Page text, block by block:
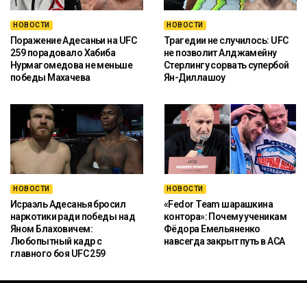
НОВОСТИ
Поражение Адесаньи на UFC
259 порадовало Хабиба
Нурмагомедова не меньше
победы Махачева
НОВОСТИ
Трагедии не случилось: UFC
не позволит Алджамейну
Стерлингу сорвать супербой
Ян-Диллашоу
НОВОСТИ
Исраэль Адесанья бросил
наркотики ради победы над
Яном Блаховичем:
Любопытный кадр с
главного боя UFC 259
НОВОСТИ
«Fedor Team шарашкина
контора»: Почему ученикам
Фёдора Емельяненко
навсегда закрыт путь в ACA